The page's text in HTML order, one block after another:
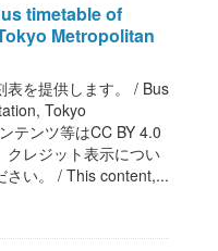
timetable of
Metropolitan
表を提供します。 / Bus
Tokyo
テンツ等はCC BY 4.0
クレジット表示につい
さい。 / This content,...